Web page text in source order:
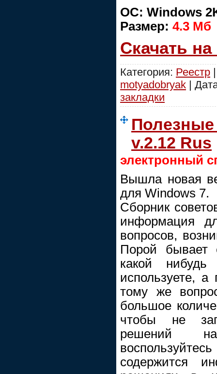
ОС: Windows
Размер: 4.3 Mб
Скачать
Категория: Реестр
motyadobryak |
закладки
v.2.12 Rus
электронный
Вышла новая
для Windows 7.
Сборник
информация
вопросов,
Порой бывает
какой
используете, а
тому же
большое
чтобы не
решений
содержится